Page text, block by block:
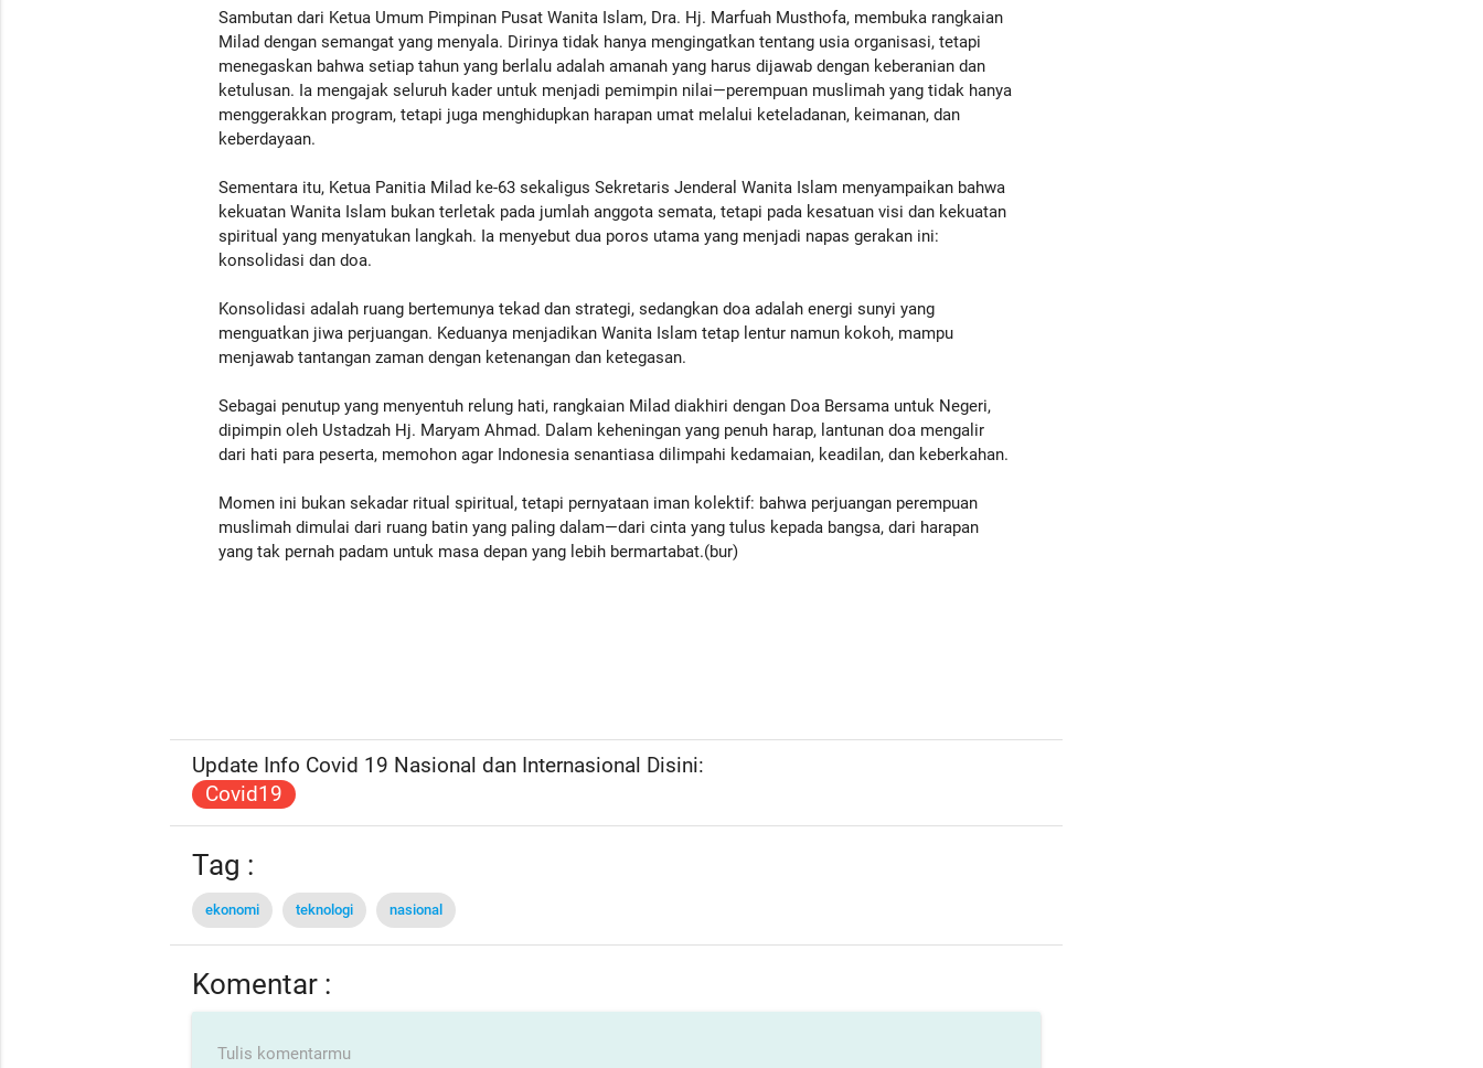
Sambutan dari Ketua Umum Pimpinan Pusat Wanita Islam, Dra. Hj. Marfuah Musthofa, membuka rangkaian
Milad dengan semangat yang menyala. Dirinya tidak hanya mengingatkan tentang usia organisasi, tetapi
menegaskan bahwa setiap tahun yang berlalu adalah amanah yang harus dijawab dengan keberanian dan
ketulusan. Ia mengajak seluruh kader untuk menjadi pemimpin nilai—perempuan muslimah yang tidak hanya
menggerakkan program, tetapi juga menghidupkan harapan umat melalui keteladanan, keimanan, dan
keberdayaan.
Sementara itu, Ketua Panitia Milad ke-63 sekaligus Sekretaris Jenderal Wanita Islam menyampaikan bahwa
kekuatan Wanita Islam bukan terletak pada jumlah anggota semata, tetapi pada kesatuan visi dan kekuatan
spiritual yang menyatukan langkah. Ia menyebut dua poros utama yang menjadi napas gerakan ini:
konsolidasi dan doa.
Konsolidasi adalah ruang bertemunya tekad dan strategi, sedangkan doa adalah energi sunyi yang
menguatkan jiwa perjuangan. Keduanya menjadikan Wanita Islam tetap lentur namun kokoh, mampu
menjawab tantangan zaman dengan ketenangan dan ketegasan.
Sebagai penutup yang menyentuh relung hati, rangkaian Milad diakhiri dengan Doa Bersama untuk Negeri,
dipimpin oleh Ustadzah Hj. Maryam Ahmad. Dalam keheningan yang penuh harap, lantunan doa mengalir
dari hati para peserta, memohon agar Indonesia senantiasa dilimpahi kedamaian, keadilan, dan keberkahan.
Momen ini bukan sekadar ritual spiritual, tetapi pernyataan iman kolektif: bahwa perjuangan perempuan
muslimah dimulai dari ruang batin yang paling dalam—dari cinta yang tulus kepada bangsa, dari harapan
yang tak pernah padam untuk masa depan yang lebih bermartabat.(bur)
Update Info Covid 19 Nasional dan Internasional Disini:
Covid19
Tag :
ekonomi teknologi nasional
Komentar :
Tulis komentarmu